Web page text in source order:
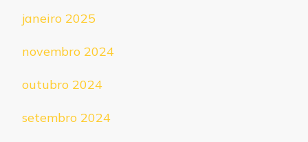
janeiro 2025
novembro 2024
outubro 2024
setembro 2024